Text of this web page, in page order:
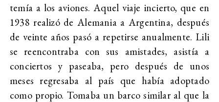
temía a los aviones. Aquel viaje incierto, que en
1938 realizó de Alemania a Argentina, después
de veinte años pasó a repetirse anualmente. Lili
se reencontraba con sus amistades, asistía a
conciertos y paseaba, pero después de unos
meses regresaba al país que había adoptado
como propio. Tomaba un barco similar al que la